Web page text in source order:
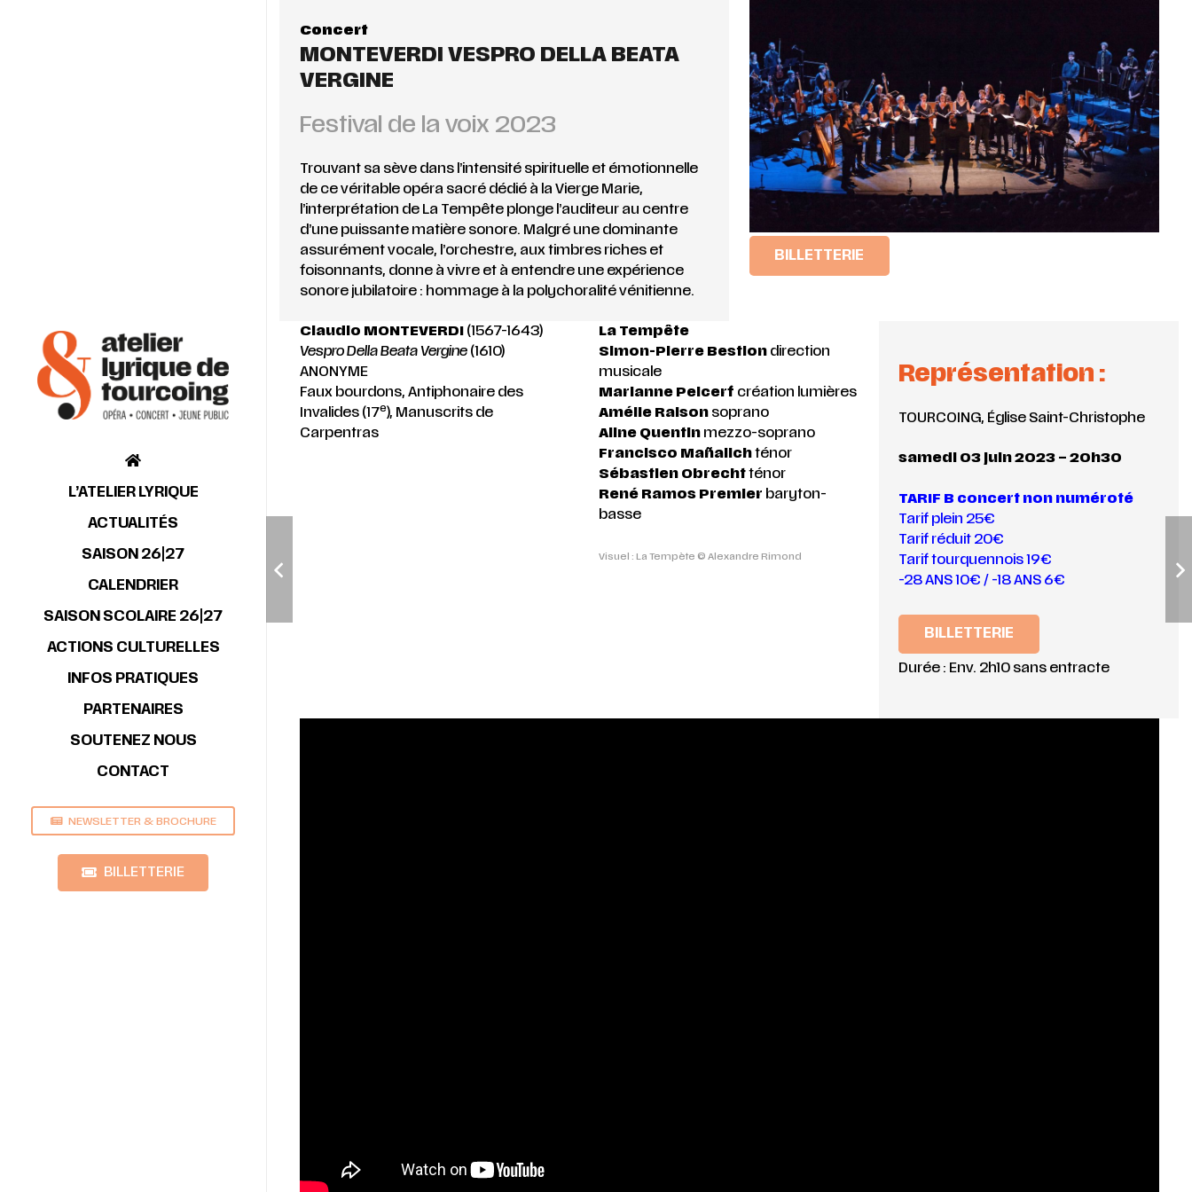
L’ATELIER LYRIQUE
ACTUALITÉS
SAISON 26|27
CALENDRIER
SAISON SCOLAIRE 26|27
ACTIONS CULTURELLES
INFOS PRATIQUES
PARTENAIRES
SOUTENEZ NOUS
CONTACT
NEWSLETTER & BROCHURE
BILLETTERIE
Concert
MONTEVERDI VESPRO DELLA BEATA
VERGINE
Festival de la voix 2023
Trouvant sa sève dans l’intensité spirituelle et émotionnelle
de ce véritable opéra sacré dédié à la Vierge Marie,
l’interprétation de La Tempête plonge l’auditeur au centre
d’une puissante matière sonore. Malgré une dominante
assurément vocale, l’orchestre, aux timbres riches et
foisonnants, donne à vivre et à entendre une expérience
sonore jubilatoire : hommage à la polychoralité vénitienne.
BILLETTERIE
Claudio MONTEVERDI (1567-1643)
Vespro Della Beata Vergine(1610)
ANONYME
Faux bourdons, Antiphonaire des
Invalides (17e), Manuscrits de
Carpentras
La Tempête
Simon-Pierre Bestion direction
musicale
Marianne Pelcerf création lumières
Amélie Raison soprano
Aline Quentin mezzo-soprano
Francisco Mañalichténor
Sébastien Obrechtténor
René Ramos Premier baryton-
basse
Visuel : La Tempète © Alexandre Rimond
Représentation :
TOURCOING, Église Saint-Christophe
samedi 03 juin 2023 – 20h30
TARIF B concert non numéroté
Tarif plein 25€
Tarif réduit 20€
Tarif tourquennois 19€
-28 ANS 10€ / -18 ANS 6€
BILLETTERIE
Durée : Env. 2h10 sans entracte